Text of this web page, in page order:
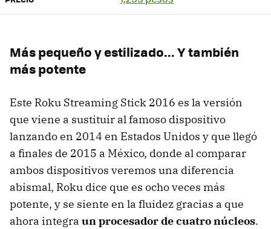
Más pequeño y estilizado... Y también
más potente
Este Roku Streaming Stick 2016 es la versión
que viene a sustituir al famoso dispositivo
lanzando en 2014 en Estados Unidos y que llegó
a finales de 2015 a México, donde al comparar
ambos dispositivos veremos una diferencia
abismal, Roku dice que es ocho veces más
potente, y se siente en la fluidez gracias a que
ahora integra un procesador de cuatro núcleos.